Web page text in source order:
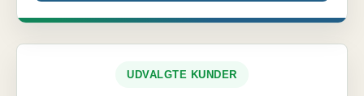
UDVALGTE KUNDER